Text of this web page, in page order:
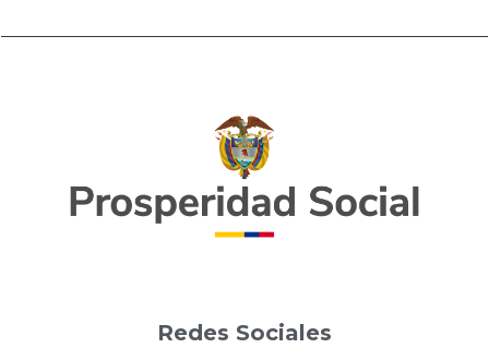
Redes Sociales